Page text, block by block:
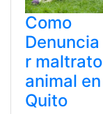
Como
Denuncia
r maltrato
animal en
Quito